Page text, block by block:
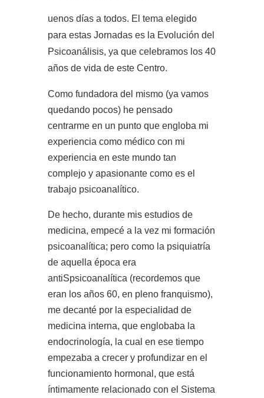
uenos días a todos. El tema elegido
para estas Jornadas es la Evolución del
Psicoanálisis, ya que celebramos los 40
años de vida de este Centro.
Como fundadora del mismo (ya vamos
quedando pocos) he pensado
centrarme en un punto que engloba mi
experiencia como médico con mi
experiencia en este mundo tan
complejo y apasionante como es el
trabajo psicoanalítico.
De hecho, durante mis estudios de
medicina, empecé a la vez mi formación
psicoanalítica; pero como la psiquiatría
de aquella época era
antiSpsicoanalítica (recordemos que
eran los años 60, en pleno franquismo),
me decanté por la especialidad de
medicina interna, que englobaba la
endocrinología, la cual en ese tiempo
empezaba a crecer y profundizar en el
funcionamiento hormonal, que está
íntimamente relacionado con el Sistema